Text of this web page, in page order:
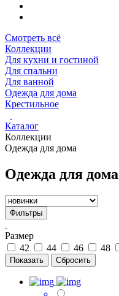
Смотреть всё
Коллекции
Для кухни и гостиной
Для спальни
Для ванной
Одежда для дома
Крестильное
Каталог
Коллекции
Одежда для дома
Одежда для дома
Фильтры
Размер
42
44 46 48